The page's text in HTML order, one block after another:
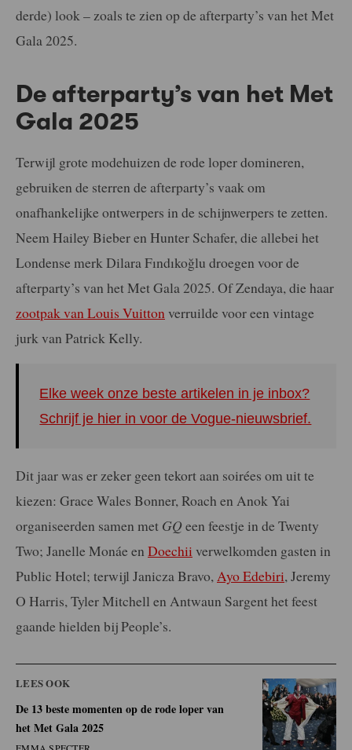
derde) look – zoals te zien op de afterparty’s van het Met
Gala 2025.
De afterparty’s van het Met
Gala 2025
Terwijl grote modehuizen de rode loper domineren,
gebruiken de sterren de afterparty’s vaak om
onafhankelijke ontwerpers in de schijnwerpers te zetten.
Neem Hailey Bieber en Hunter Schafer, die allebei het
Londense merk Dilara Fındıkoğlu droegen voor de
afterparty’s van het Met Gala 2025. Of Zendaya, die haar
zootpak van Louis Vuitton verruilde voor een vintage
jurk van Patrick Kelly.
Elke week onze beste artikelen in je inbox?
Schrijf je hier in voor de Vogue-nieuwsbrief.
Dit jaar was er zeker geen tekort aan soirées om uit te
kiezen: Grace Wales Bonner, Roach en Anok Yai
organiseerden samen met GQeen feestje in de Twenty
Two; Janelle Monáe en Doechii verwelkomden gasten in
Public Hotel; terwijl Janicza Bravo,Ayo Edebiri, Jeremy
O Harris, Tyler Mitchell en Antwaun Sargent het feest
gaande hielden bij People’s.
LEES OOK
De 13 beste momenten op de rode loper van
het Met Gala 2025